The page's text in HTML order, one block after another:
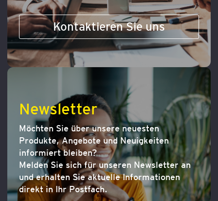
Kontaktieren Sie uns
Newsletter
Möchten Sie über unsere neuesten
Produkte, Angebote und Neuigkeiten
informiert bleiben?
Melden Sie sich für unseren Newsletter an
und erhalten Sie aktuelle Informationen
direkt in Ihr Postfach.